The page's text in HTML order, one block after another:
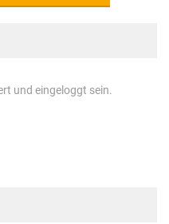
und eingeloggt sein.